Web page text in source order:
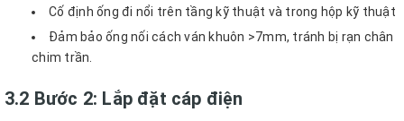
Cố định ống đi nổi trên tầng kỹ thuật và trong hộp kỹ thuật
Đảm bảo ống nối cách ván khuôn >7mm, tránh bị rạn chân
chim trần.
3.2 Bước 2: Lắp đặt cáp điện